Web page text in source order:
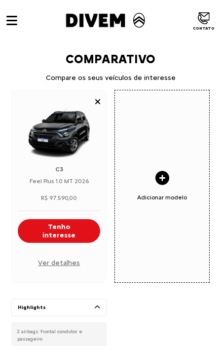
CONTATO
COMPARATIVO
Compare os seus veículos de interesse
C3
Feel Plus 1.0 MT 2026
R$ 97.590,00
Tenho
interesse
Ver detalhes
Adicionar modelo
Highlights
2 airbags: frontal condutor e
passageiro